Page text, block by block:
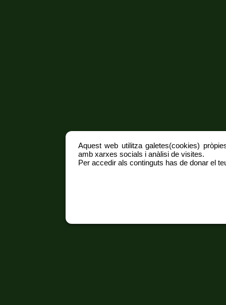
Aquest web utilitza galetes(cookies)
amb xarxes socials i anàlisi de visites.
Per accedir als continguts has de donar el